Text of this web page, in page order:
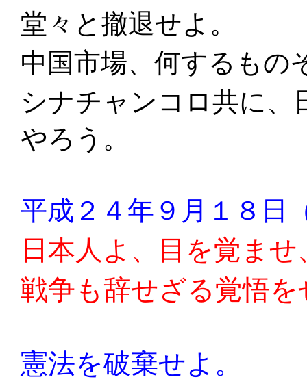
堂々と撤退せよ。
中国市場、何するもの
シナチャンコロ共に、
やろう。
平成２４年９月１８日
日本人よ、目を覚ませ
戦争も辞せざる覚悟を
憲法を破棄せよ。